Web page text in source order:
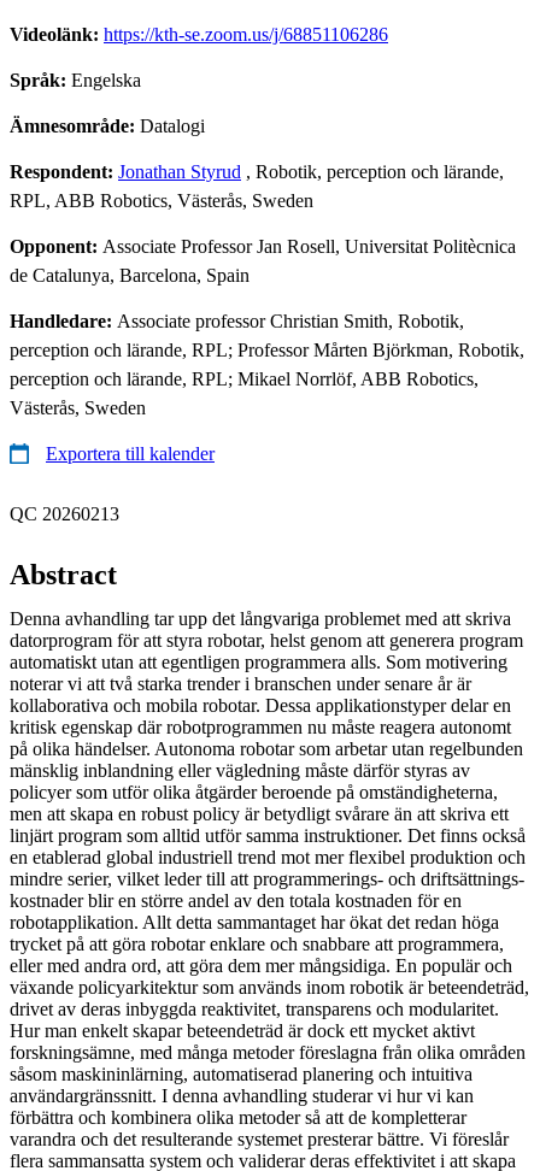
Videolänk: https://kth-se.zoom.us/j/68851106286
Språk: Engelska
Ämnesområde: Datalogi
Respondent: Jonathan Styrud , Robotik, perception och lärande,
RPL, ABB Robotics, Västerås, Sweden
Opponent: Associate Professor Jan Rosell, Universitat Politècnica
de Catalunya, Barcelona, Spain
Handledare: Associate professor Christian Smith, Robotik,
perception och lärande, RPL; Professor Mårten Björkman, Robotik,
perception och lärande, RPL; Mikael Norrlöf, ABB Robotics,
Västerås, Sweden
Exportera till kalender
QC 20260213
Abstract
Denna avhandling tar upp det långvariga problemet med att skriva
datorprogram för att styra robotar, helst genom att generera program
automatiskt utan att egentligen programmera alls. Som motivering
noterar vi att två starka trender i branschen under senare år är
kollaborativa och mobila robotar. Dessa applikationstyper delar en
kritisk egenskap där robotprogrammen nu måste reagera autonomt
på olika händelser. Autonoma robotar som arbetar utan regelbunden
mänsklig inblandning eller vägledning måste därför styras av
policyer som utför olika åtgärder beroende på omständigheterna,
men att skapa en robust policy är betydligt svårare än att skriva ett
linjärt program som alltid utför samma instruktioner. Det finns också
en etablerad global industriell trend mot mer flexibel produktion och
mindre serier, vilket leder till att programmerings- och driftsättnings-
kostnader blir en större andel av den totala kostnaden för en
robotapplikation. Allt detta sammantaget har ökat det redan höga
trycket på att göra robotar enklare och snabbare att programmera,
eller med andra ord, att göra dem mer mångsidiga. En populär och
växande policyarkitektur som används inom robotik är beteendeträd,
drivet av deras inbyggda reaktivitet, transparens och modularitet.
Hur man enkelt skapar beteendeträd är dock ett mycket aktivt
forskningsämne, med många metoder föreslagna från olika områden
såsom maskininlärning, automatiserad planering och intuitiva
användargränssnitt. I denna avhandling studerar vi hur vi kan
förbättra och kombinera olika metoder så att de kompletterar
varandra och det resulterande systemet presterar bättre. Vi föreslår
flera sammansatta system och validerar deras effektivitet i att skapa